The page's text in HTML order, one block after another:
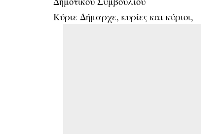
Κύριε Δήμαρχε, κυρίες και κύριοι,